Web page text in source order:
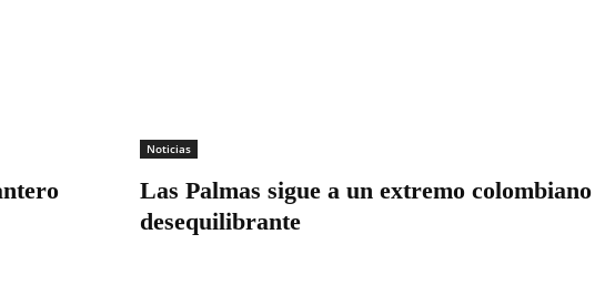
Noticias
Las Palmas sigue a un extremo colombiano
desequilibrante